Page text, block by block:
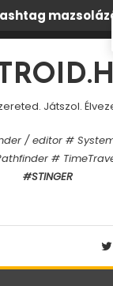
Játszol.
/ editor #
#
#STINGER